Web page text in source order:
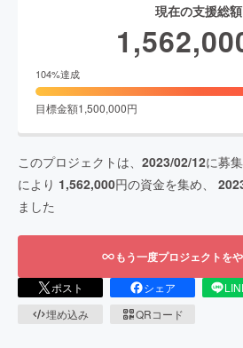
現在の支援総額
104%達成
目標金額1,500,000円
このプロジェクトは、 2023/02/12に募
により 1,562,000円の資金を集め、
ました
もう一度プロジェクトを
ポスト シェア
埋め込み
QRコード